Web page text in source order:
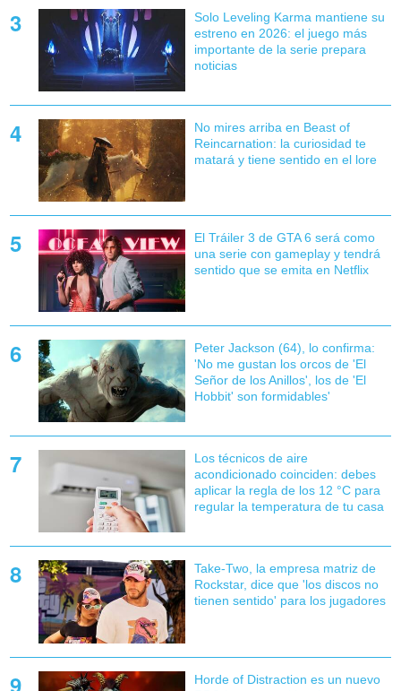
Solo Leveling Karma mantiene su
estreno en 2026: el juego más
importante de la serie prepara
noticias
No mires arriba en Beast of
Reincarnation: la curiosidad te
matará y tiene sentido en el lore
El Tráiler 3 de GTA 6 será como
una serie con gameplay y tendrá
sentido que se emita en Netflix
Peter Jackson (64), lo confirma:
'No me gustan los orcos de 'El
Señor de los Anillos', los de 'El
Hobbit' son formidables'
Los técnicos de aire
acondicionado coinciden: debes
aplicar la regla de los 12 °C para
regular la temperatura de tu casa
Take-Two, la empresa matriz de
Rockstar, dice que 'los discos no
tienen sentido' para los jugadores
Horde of Distraction es un nuevo